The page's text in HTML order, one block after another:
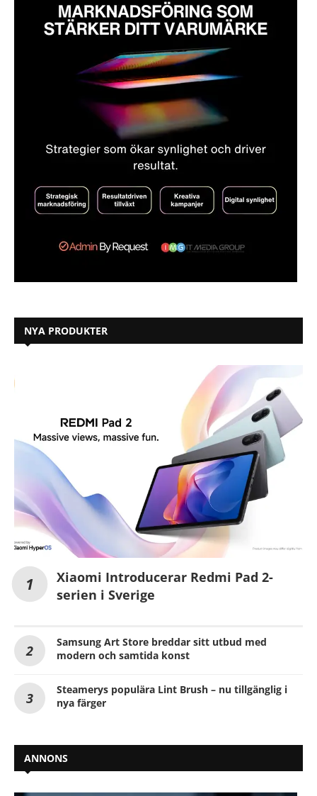
NYA PRODUKTER
Xiaomi Introducerar Redmi Pad 2-
serien i Sverige
Samsung Art Store breddar sitt utbud med
modern och samtida konst
Steamerys populära Lint Brush – nu tillgänglig i
nya färger
ANNONS